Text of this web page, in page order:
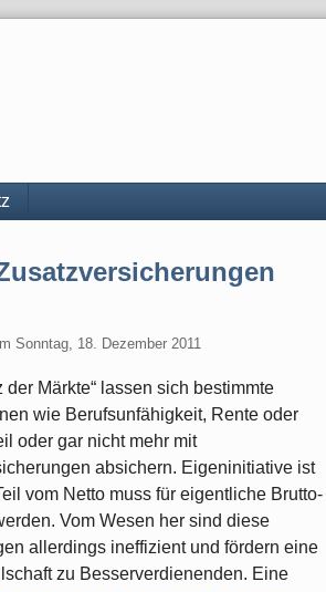
Sonntag, 18. Dezember 2011
der Märkte“ lassen sich bestimmte
wie Berufsunfähigkeit, Rente oder
oder gar nicht mehr mit
absichern. Eigeninitiative ist
vom Netto muss für eigentliche Brutto-
Vom Wesen her sind diese
allerdings ineffizient und fördern eine
zu Besserverdienenden. Eine